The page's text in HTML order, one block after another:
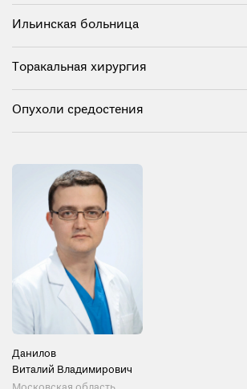
Ильинская больница
Торакальная хирургия
Опухоли средостения
Данилов
Виталий Владимирович